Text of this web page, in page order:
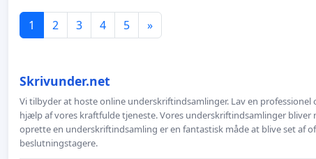
1 2 3 4 5 »
Skrivunder.net
Vi tilbyder at hoste online underskriftindsamlinger. Lav en
hjælp af vores kraftfulde tjeneste. Vores underskriftindsamlinger
oprette en underskriftindsamling er en fantastisk måde at blive set af
beslutningstagere.